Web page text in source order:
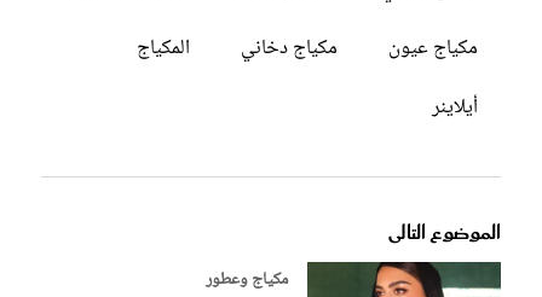
مكياج عيون
مكياج دخاني
المكياج
أيلاينر
الموضوع التالى
مكياج وعطور